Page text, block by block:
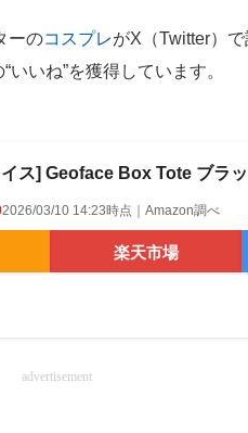
ーのコスプレがX（Twitter）
いね”を獲得しています。
ス] Geoface Box Tote ブラ
2026/03/10 14:23時点｜Amazon調べ
楽天市場
advertisement